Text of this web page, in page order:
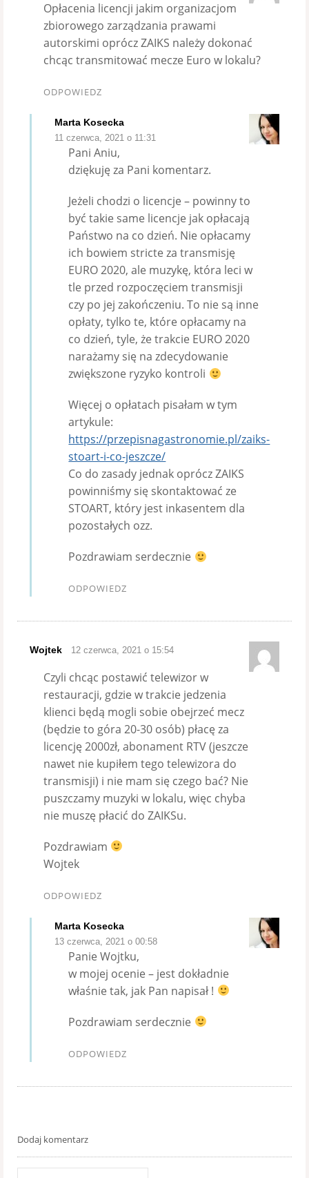
Opłacenia licencji jakim organizacjom
zbiorowego zarządzania prawami
autorskimi oprócz ZAIKS należy dokonać
chcąc transmitować mecze Euro w lokalu?
ODPOWIEDZ
Marta Kosecka
11 czerwca, 2021 o 11:31
Pani Aniu,
dziękuję za Pani komentarz.
Jeżeli chodzi o licencje – powinny to
być takie same licencje jak opłacają
Państwo na co dzień. Nie opłacamy
ich bowiem stricte za transmisję
EURO 2020, ale muzykę, która leci w
tle przed rozpoczęciem transmisji
czy po jej zakończeniu. To nie są inne
opłaty, tylko te, które opłacamy na
co dzień, tyle, że trakcie EURO 2020
narażamy się na zdecydowanie
zwiększone ryzyko kontroli
Więcej o opłatach pisałam w tym
artykule:
https://przepisnagastronomie.pl/zaiks-
stoart-i-co-jeszcze/
Co do zasady jednak oprócz ZAIKS
powinniśmy się skontaktować ze
STOART, który jest inkasentem dla
pozostałych ozz.
Pozdrawiam serdecznie
ODPOWIEDZ
Wojtek 12 czerwca, 2021 o 15:54
Czyli chcąc postawić telewizor w
restauracji, gdzie w trakcie jedzenia
klienci będą mogli sobie obejrzeć mecz
(będzie to góra 20-30 osób) płacę za
licencję 2000zł, abonament RTV (jeszcze
nawet nie kupiłem tego telewizora do
transmisji) i nie mam się czego bać? Nie
puszczamy muzyki w lokalu, więc chyba
nie muszę płacić do ZAIKSu.
Pozdrawiam
Wojtek
ODPOWIEDZ
Marta Kosecka
13 czerwca, 2021 o 00:58
Panie Wojtku,
w mojej ocenie – jest dokładnie
właśnie tak, jak Pan napisał !
Pozdrawiam serdecznie
ODPOWIEDZ
Dodaj komentarz